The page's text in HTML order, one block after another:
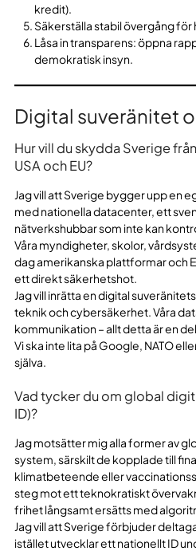
kredit).
Säkerställa stabil övergång för
Låsa in transparens: öppna
demokratisk insyn.
Digital suveränitet
Hur vill du skydda Sverige
USA och EU?
Jag vill att Sverige bygger upp en
med nationella datacenter, ett
nätverkshubbar som inte kan
Våra myndigheter, skolor,
dag amerikanska plattformar och
ett direkt säkerhetshot.
Jag vill inrätta en digital
teknik och cybersäkerhet. Våra
kommunikation – allt detta är en
Vi ska inte lita på Google, NATO
själva.
Vad tycker du om global
ID)?
Jag motsätter mig alla former av
system, särskilt de kopplade till
klimatbeteende eller
steg mot ett teknokratiskt
frihet långsamt ersätts med
Jag vill att Sverige förbjuder
istället utvecklar ett nationellt ID